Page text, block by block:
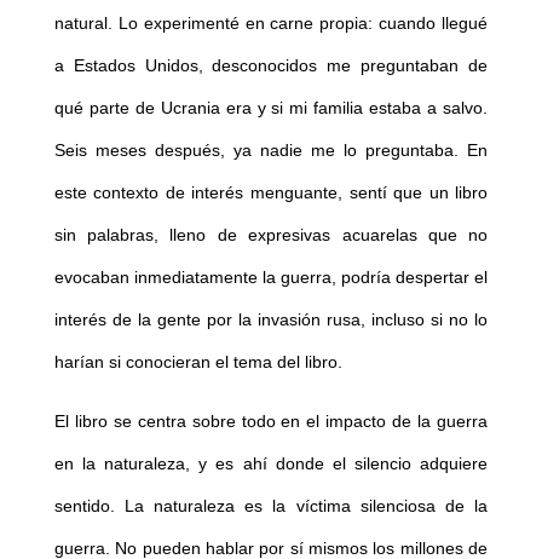
natural. Lo experimenté en carne propia: cuando llegué
a Estados Unidos, desconocidos me preguntaban de
qué parte de Ucrania era y si mi familia estaba a salvo.
Seis meses después, ya nadie me lo preguntaba. En
este contexto de interés menguante, sentí que un libro
sin palabras, lleno de expresivas acuarelas que no
evocaban inmediatamente la guerra, podría despertar el
interés de la gente por la invasión rusa, incluso si no lo
harían si conocieran el tema del libro.
El libro se centra sobre todo en el impacto de la guerra
en la naturaleza, y es ahí donde el silencio adquiere
sentido. La naturaleza es la víctima silenciosa de la
guerra. No pueden hablar por sí mismos los millones de